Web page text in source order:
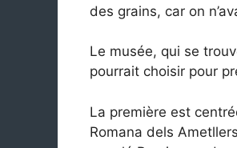
des grains, car on
Le musée, qui se
pourrait choisir pour
La première est
Romana dels